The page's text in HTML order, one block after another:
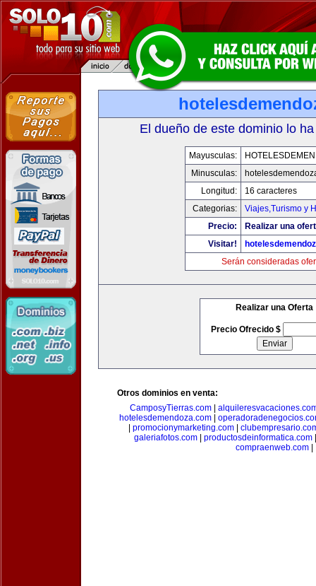
El dueño de este dominio lo
Mayusculas:
Minusculas:
Longitud:
16 caracteres
Categorias:
Viajes,Turismo y
Precio:
Realizar una
Visitar!
Serán consideradas
Realizar una Oferta
Precio Ofrecido $
Otros dominios en venta:
CamposyTierras.com
hotelesdemendoza.com|
promocionymarketing.com|
galeriafotos.com
productosdeinformatica.com
compraenweb.com